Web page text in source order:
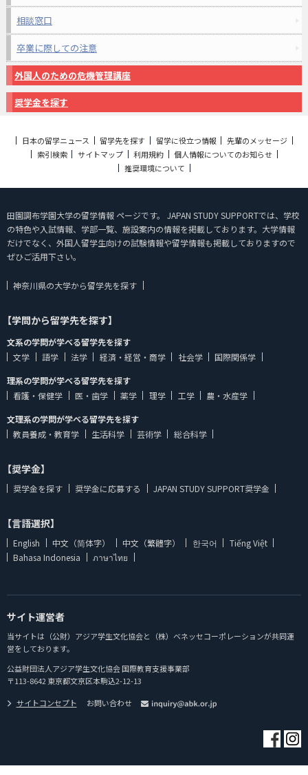
相談窓口
卒業に際しての注意
外国人のための危機管理講座
奨学金を探す
日本の留学ニュース 留学先を探す 留学に役立つ情報
先輩のメッセージ
索引検索
サイトマップ 利用規約
個人情報についてのお知らせ
推奨環境について
田園調布学園大学の留学情報 ページです。 JAPAN STUDY SUPPORTでは、学校
の特色や入試情報、学部一覧、施設案内の情報を掲載しております。大学情報
だけでなく、外国人留学生向けの試験情報や留学情報も掲載しておりますので
ぜひご活用下さい。
神奈川県の大学から留学先を探す
【学問から留学先を探す】
文系の学問が学べる留学先を探す
文学
語学 法学 経済・経営・商学 社会学
国際関係学
理系の学問が学べる留学先を探す
看護・保健学
医・歯学 薬学 理学 工学
農・水産学
文理系の学問が学べる留学先を探す
教員養成・教育学
生活科学 芸術学 総合科学
【奨学金】
奨学金を探す 奨学金に応募する JAPAN STUDY SUPPORT奨学金
【言語選択】
English 中文（简体字） 中文（繁體字） 한국어
Tiếng Việt
Bahasa Indonesia
ภาษาไทย
サイト運営者
当サイトは（公財）アジア学生文化協会と（株）ベネッセコーポレーションが共同運
営をしております。
公益財団法人アジア学生文化協会 国際教育支援事業部
〒113-8642 東京都文京区本駒込2-12-13
サイトコンセプト
お問い合わせ